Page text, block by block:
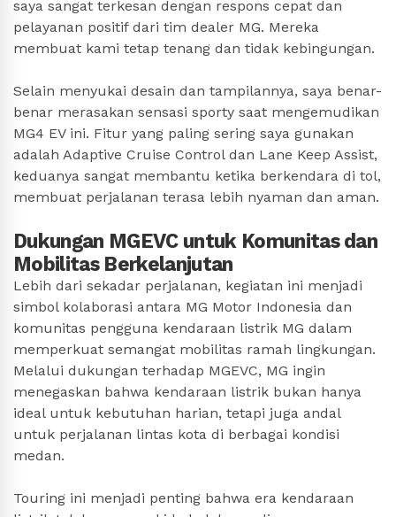
saya sangat terkesan dengan respons cepat dan
pelayanan positif dari tim dealer MG. Mereka
membuat kami tetap tenang dan tidak kebingungan.
Selain menyukai desain dan tampilannya, saya benar-
benar merasakan sensasi sporty saat mengemudikan
MG4 EV ini. Fitur yang paling sering saya gunakan
adalah Adaptive Cruise Control dan Lane Keep Assist,
keduanya sangat membantu ketika berkendara di tol,
membuat perjalanan terasa lebih nyaman dan aman.
Dukungan MGEVC untuk Komunitas dan
Mobilitas Berkelanjutan
Lebih dari sekadar perjalanan, kegiatan ini menjadi
simbol kolaborasi antara MG Motor Indonesia dan
komunitas pengguna kendaraan listrik MG dalam
memperkuat semangat mobilitas ramah lingkungan.
Melalui dukungan terhadap MGEVC, MG ingin
menegaskan bahwa kendaraan listrik bukan hanya
ideal untuk kebutuhan harian, tetapi juga andal
untuk perjalanan lintas kota di berbagai kondisi
medan.
Touring ini menjadi penting bahwa era kendaraan